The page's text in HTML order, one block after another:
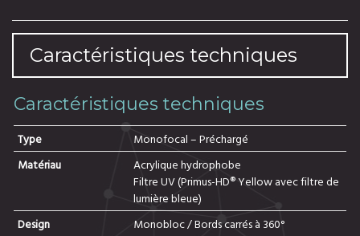
Caractéristiques techniques
Caractéristiques techniques
Type
Monofocal – Préchargé
Matériau
Acrylique hydrophobe
Filtre UV (Primus-HD® Yellow avec filtre de
lumière bleue)
Design
Monobloc / Bords carrés à 360°